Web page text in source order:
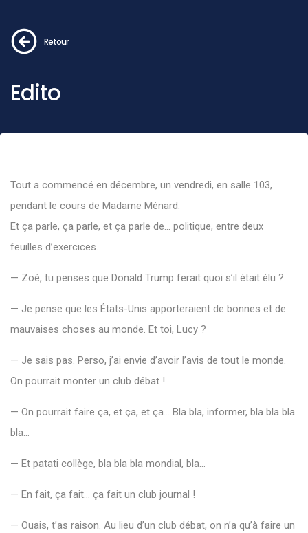
Retour
Edito
Tout a commencé en décembre, un vendredi, en salle 103,
pendant le cours de Madame Ménard.
Et ça parle, ça parle, et ça parle de… politique, entre deux
feuilles d’exercices.
— Zoé, tu penses que Donald Trump ferait quoi s’il était élu ?
— Je pense que les États-Unis apporteraient de bonnes et de
mauvaises choses au monde. Et toi, Lucy ?
— Je sais pas. Perso, j’ai envie d’avoir l’avis de tout le monde.
On pourrait monter un club débat !
— On pourrait faire ça, et ça, et ça… Bla bla, informer, bla bla bla
bla…
— Et patati collège, bla bla bla mondial, bla…
— En fait, ça fait… ça fait un club journal !
— Ouais, t’as raison. Au lieu d’un club débat, on n’a qu’à faire un